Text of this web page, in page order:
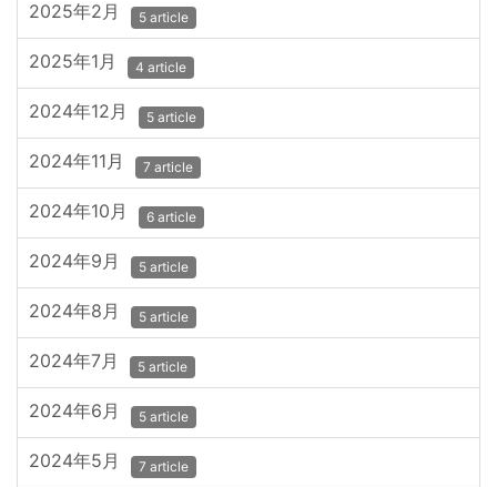
2025年2月 5 article
2025年1月 4 article
2024年12月 5 article
2024年11月 7 article
2024年10月 6 article
2024年9月 5 article
2024年8月 5 article
2024年7月 5 article
2024年6月 5 article
2024年5月 7 article